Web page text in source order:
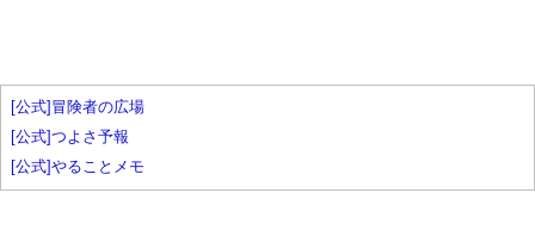
[公式]冒険者の広場
[公式]つよさ予報
[公式]やることメモ